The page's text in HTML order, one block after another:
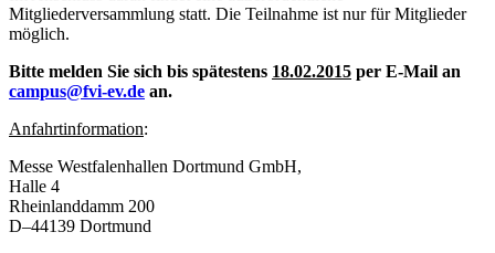
Mitgliederversammlung statt. Die Teilnahme ist nur für Mitglieder
möglich.
Bitte melden Sie sich bis spätestens 18.02.2015 per E-Mail an
campus@fvi-ev.de an.
Anfahrtinformation:
Messe Westfalenhallen Dortmund GmbH,
Halle 4
Rheinlanddamm 200
D–44139 Dortmund